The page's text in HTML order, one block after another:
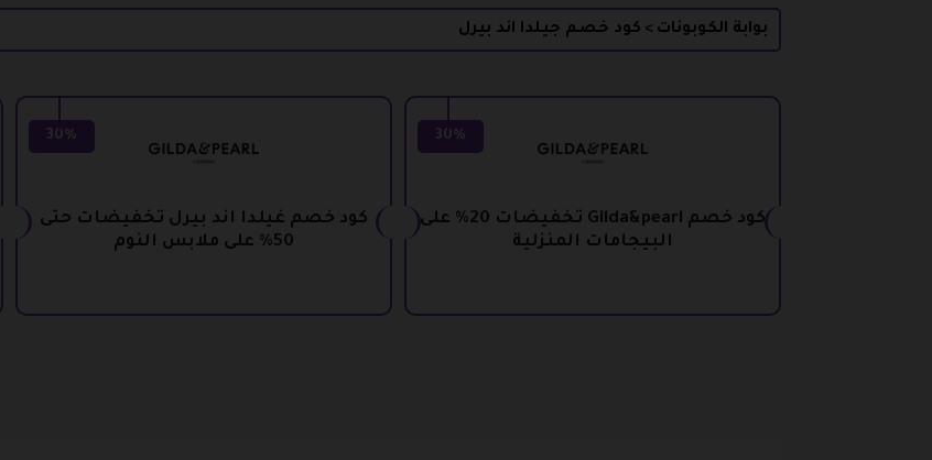
بوابة الكوبونات > كود خصم جيلدا اند بيرل
30%
كود خصم Gilda&pearl تخفيضات 20% على
البيجامات المنزلية
30%
كود خصم غيلدا اند بيرل تخفيضات حتى
50% على ملابس النوم